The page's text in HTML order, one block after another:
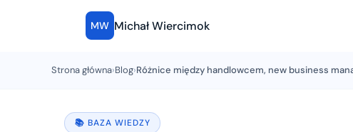
MW Michał Wiercimok
Strona główna›Blog›Różnice między handlowcem, new business
📚 BAZA WIEDZY